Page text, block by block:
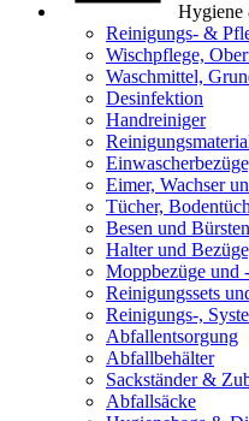
Hygiene
Reinigungs- &
Wischpflege,
Waschmittel,
Desinfektion
Handreiniger
Eimer, Wachser
Tücher,
Besen und Bürsten
Halter und
Moppbezüge und
Reinigungssets
Reinigungs-,
Abfallentsorgung
Abfallbehälter
Sackständer &
Abfallsäcke